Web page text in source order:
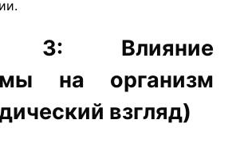
3: Влияние
на организм
взгляд)